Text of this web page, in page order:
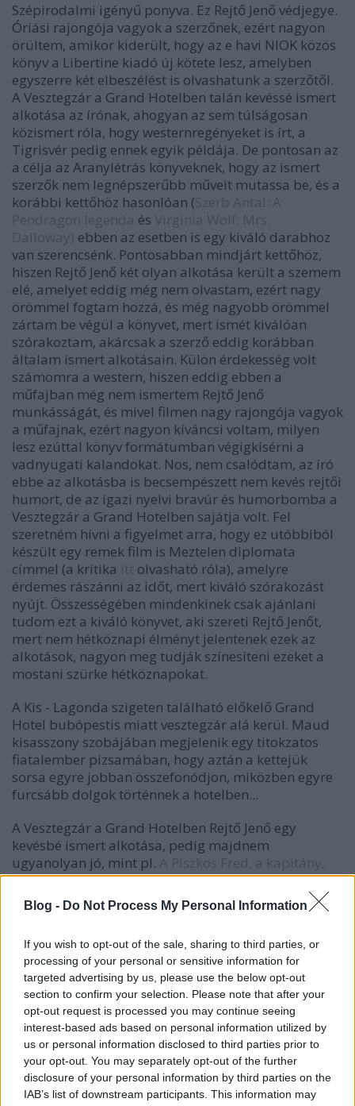
Blog - Do Not Process My Personal Information
If you wish to opt-out of the sale, sharing to third parties, or
processing of your personal or sensitive information for
targeted advertising by us, please use the below opt-out
section to confirm your selection. Please note that after your
opt-out request is processed you may continue seeing
interest-based ads based on personal information utilized by
us or personal information disclosed to third parties prior to
your opt-out. You may separately opt-out of the further
disclosure of your personal information by third parties on the
IAB’s list of downstream participants. This information may
Szépirodalmi igényű ponyva. Ez Rejtő Jenő védjegye.
Óriási rajongója vagyok a szerzőnek, ezért nagyon
örültem, amikor kiderült, hogy az e havi NIOK közös
könyv a Libertine kiadó új kötete lesz, amelyben
egyszerre két elbeszélést is olvashatunk a szerzőtől.
A Vesztegzár a Grand Hotelben talán kevéssé ismert
alkotása az írónak, ahogyan az sem túlságosan
közismert róla, hogy westernregényeket is írt, a
Tigrisvér pedig ennek egyik példája. De pontosan az
a célja az Aranylétrás könyveknek, hogy az ismert
szerzők nem legnépszerűbb műveit mutassa be, és a
korábbi kettőhöz hasonlóan (
és
ebben az esetben is egy kiváló darabhoz
van szerencsénk. Pontosabban mindjárt kettőhöz,
hiszen Rejtő Jenő két olyan alkotása került a szemem
elé, amelyet eddig még nem olvastam, ezért nagy
örömmel fogtam hozzá, és még nagyobb örömmel
zártam be végül a könyvet, mert ismét kiválóan
szórakoztam, akárcsak a szerző eddig korábban
általam ismert alkotásain. Külön érdekesség volt
számomra a western, hiszen eddig ebben a
műfajban még nem ismertem Rejtő Jenő
munkásságát, és mivel filmen nagy rajongója vagyok
a műfajnak, ezért nagyon kíváncsi voltam, milyen
lesz ezúttal könyv formátumban végigkísérni a
vadnyugati kalandokat. Nos, nem csalódtam, az író
ebbe az alkotásba is becsempészett nem kevés rejtői
humort, de az igazi nyelvi bravúr és humorbomba a
Vesztegzár a Grand Hotelben sajátja volt. Fel
szeretném hívni a figyelmet arra, hogy ez utóbbiból
készült egy remek film is Meztelen diplomata
címmel (a kritika
olvasható róla), amelyre
érdemes rászánni az időt, mert kiváló szórakozást
nyújt. Összességében mindenkinek csak ajánlani
tudom ezt a kiváló könyvet, aki szereti Rejtő Jenőt,
mert nem hétköznapi élményt jelentenek ezek az
alkotások, nagyon meg tudják színesíteni ezeket a
mostani szürke hétköznapokat.
A Kis - Lagonda szigeten található előkelő Grand
Hotel bubópestis miatt vesztegzár alá kerül. Maud
kisasszony szobájában megjelenik egy titokzatos
fiatalember pizsamában, hogy aztán a kettejük
sorsa egyre jobban összefonódjon, miközben egyre
furcsább dolgok történnek a hotelben...
A Vesztegzár a Grand Hotelben Rejtő Jenő egy
kevésbé ismert alkotása, pedig majdnem
ugyanolyan jó, mint pl.
istenien lehet rajta szórakozni. Jómagam együltő
helyemben olvastam végig, és sokszor hangosan
nevettem közben, mert annyira vicces alkotásról van
magas szinten művelt módozata, hogy már eléri a
szépirodalom szintjét, nem véletlen, hogy Rejtő Jenő
munkássága iránt a mai napig fennmaradt az
érdeklődés, kiállta az idő próbáját az életmű. A
Grand Hotelben nagyon érdekes nyomozás zajlik,
miközben folyamatosan bonyolódnak a szálak,
amelyek közül a legfergetegesebb az, ahogyan a
főszereplő fiatalember próbál ruhához jutni,
amelynek során rendkívül humoros helyzetekbe